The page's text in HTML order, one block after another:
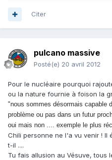
Citer
pulcano massive
Posté(e) 20 avril 2012
Pour le nucléaire pourquoi
ou la nature fournie à foison la
"nous sommes désormais capable
problème ou pas dans un futur
oui mais non .... exemple le plus
Chili personne ne l'a vu venir ! Il
t-il ....
Tu fais allusion au Vésuve,